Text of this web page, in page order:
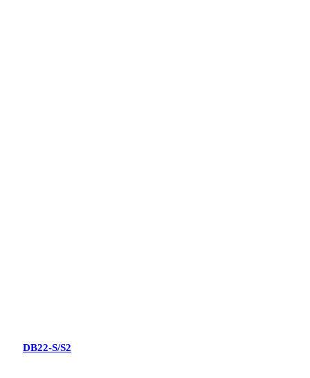
DB22-S/S2